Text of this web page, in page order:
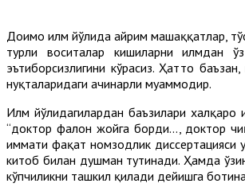
Доимо илм йўлида айрим машаққатлар,
турли воситалар кишиларни илмдан
эътиборсизлигини кўрасиз. Ҳатто
нуқталаридаги ачинарли муаммодир.
Илм йўлидагилардан баъзилари халқаро
“доктор фалон жойга борди..., доктор
ҳиммати фақат номзодлик диссертацияси
китоб билан душман тутинади. Ҳамда
кўпчиликни ташкил қилади дейишга